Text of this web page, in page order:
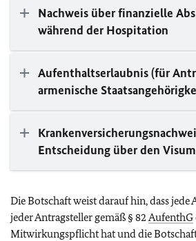
Nachweis über finanzielle
während der Hospitation
Aufenthaltserlaubnis (für
armenische
Entscheidung über den
Die Botschaft weist darauf hin, dass
jeder Antragsteller gemäß § 82 AufenthG
Mitwirkungspflicht hat und die